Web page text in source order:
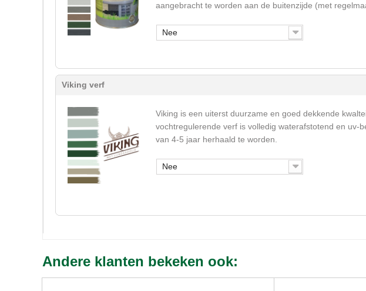
aangebracht te worden aan de buitenzijde (met
Nee
Viking verf
Viking is een uiterst duurzame en goed dekkende
vochtregulerende verf is volledig waterafstotend en uv-
van 4-5 jaar herhaald te worden.
Nee
Andere klanten bekeken ook: